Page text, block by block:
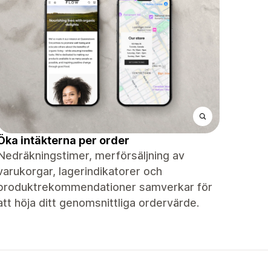
intäkterna per order
merförsäljning av
lagerindikatorer och
samverkar för
höja ditt genomsnittliga ordervärde.